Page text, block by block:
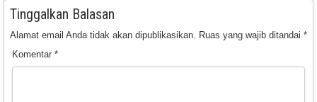
Tinggalkan Balasan
Alamat email Anda tidak akan dipublikasikan. Ruas yang wajib ditandai *
Komentar *